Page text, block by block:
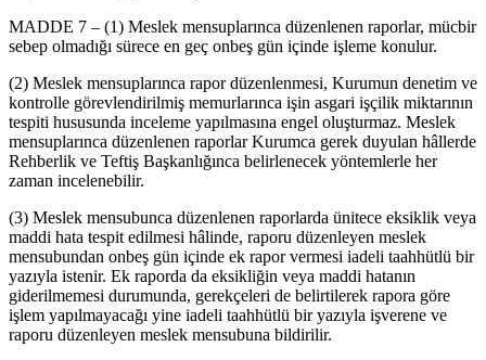
MADDE 7 – (1) Meslek mensuplarınca düzenlenen raporlar, mücbir
sebep olmadığı sürece en geç onbeş gün içinde işleme konulur.
(2) Meslek mensuplarınca rapor düzenlenmesi, Kurumun denetim ve
kontrolle görevlendirilmiş memurlarınca işin asgari işçilik miktarının
tespiti hususunda inceleme yapılmasına engel oluşturmaz. Meslek
mensuplarınca düzenlenen raporlar Kurumca gerek duyulan hâllerde
Rehberlik ve Teftiş Başkanlığınca belirlenecek yöntemlerle her
zaman incelenebilir.
(3) Meslek mensubunca düzenlenen raporlarda ünitece eksiklik veya
maddi hata tespit edilmesi hâlinde, raporu düzenleyen meslek
mensubundan onbeş gün içinde ek rapor vermesi iadeli taahhütlü bir
yazıyla istenir. Ek raporda da eksikliğin veya maddi hatanın
giderilmemesi durumunda, gerekçeleri de belirtilerek rapora göre
işlem yapılmayacağı yine iadeli taahhütlü bir yazıyla işverene ve
raporu düzenleyen meslek mensubuna bildirilir.